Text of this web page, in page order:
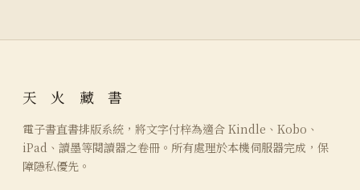
天 火 藏 書
電子書直書排版系統，將文字付梓為適合 Kindle、Kobo、
iPad、讀墨等閱讀器之卷冊。所有處理於本機伺服器完成，保
障隱私優先。